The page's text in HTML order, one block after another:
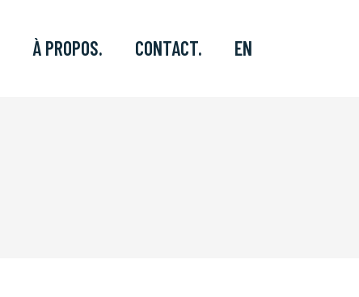
À PROPOS. CONTACT. EN